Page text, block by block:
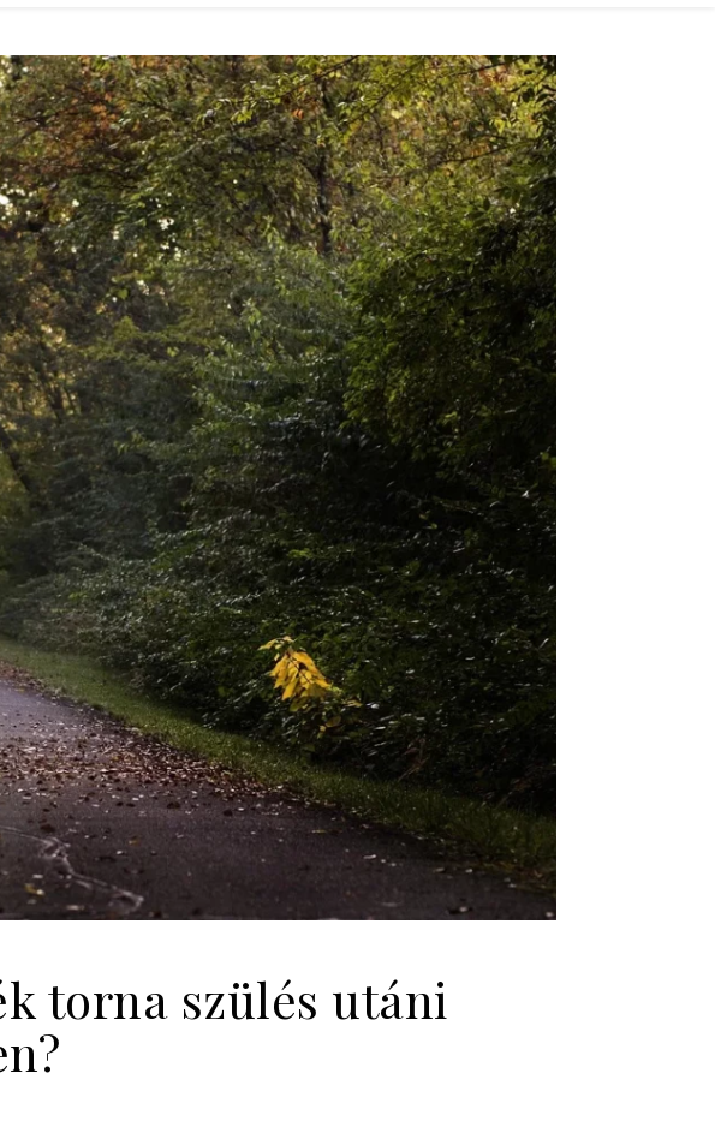
torna szülés utáni